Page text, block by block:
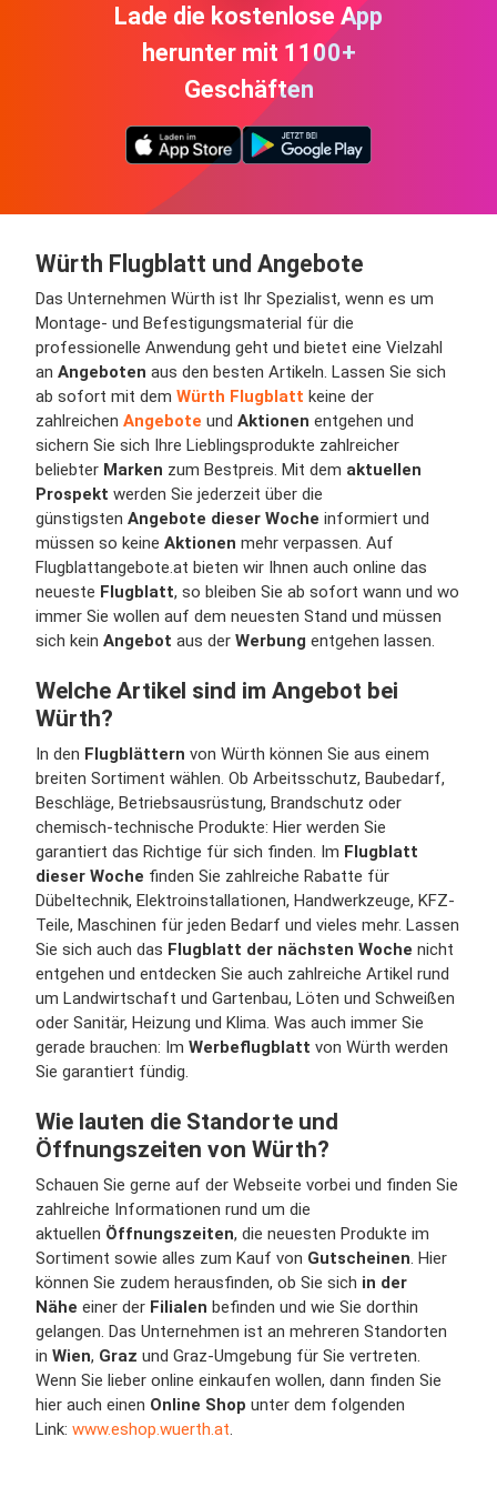
Lade die kostenlose App
herunter mit 1100+
Geschäften
Würth Flugblatt und Angebote
Das Unternehmen Würth ist Ihr Spezialist, wenn es um
Montage- und Befestigungsmaterial für die
professionelle Anwendung geht und bietet eine Vielzahl
an Angeboten aus den besten Artikeln. Lassen Sie sich
ab sofort mit dem Würth Flugblatt keine der
zahlreichen Angebote und Aktionen entgehen und
sichern Sie sich Ihre Lieblingsprodukte zahlreicher
beliebter Marken zum Bestpreis. Mit dem aktuellen
Prospekt werden Sie jederzeit über die
günstigsten Angebote dieser Woche informiert und
müssen so keine Aktionen mehr verpassen. Auf
Flugblattangebote.at bieten wir Ihnen auch online das
neueste Flugblatt, so bleiben Sie ab sofort wann und wo
immer Sie wollen auf dem neuesten Stand und müssen
sich kein Angebot aus der Werbung entgehen lassen.
Welche Artikel sind im Angebot bei
Würth?
In den Flugblättern von Würth können Sie aus einem
breiten Sortiment wählen. Ob Arbeitsschutz, Baubedarf,
Beschläge, Betriebsausrüstung, Brandschutz oder
chemisch-technische Produkte: Hier werden Sie
garantiert das Richtige für sich finden. Im Flugblatt
dieser Woche finden Sie zahlreiche Rabatte für
Dübeltechnik, Elektroinstallationen, Handwerkzeuge, KFZ-
Teile, Maschinen für jeden Bedarf und vieles mehr. Lassen
Sie sich auch das Flugblatt der nächsten Woche nicht
entgehen und entdecken Sie auch zahlreiche Artikel rund
um Landwirtschaft und Gartenbau, Löten und Schweißen
oder Sanitär, Heizung und Klima. Was auch immer Sie
gerade brauchen: Im Werbeflugblatt von Würth werden
Sie garantiert fündig.
Wie lauten die Standorte und
Öffnungszeiten von Würth?
Schauen Sie gerne auf der Webseite vorbei und finden Sie
zahlreiche Informationen rund um die
aktuellen Öffnungszeiten, die neuesten Produkte im
Sortiment sowie alles zum Kauf von Gutscheinen. Hier
können Sie zudem herausfinden, ob Sie sich in der
Nähe einer der Filialen befinden und wie Sie dorthin
gelangen. Das Unternehmen ist an mehreren Standorten
in Wien, Graz und Graz-Umgebung für Sie vertreten.
Wenn Sie lieber online einkaufen wollen, dann finden Sie
hier auch einen Online Shop unter dem folgenden
Link: www.eshop.wuerth.at.